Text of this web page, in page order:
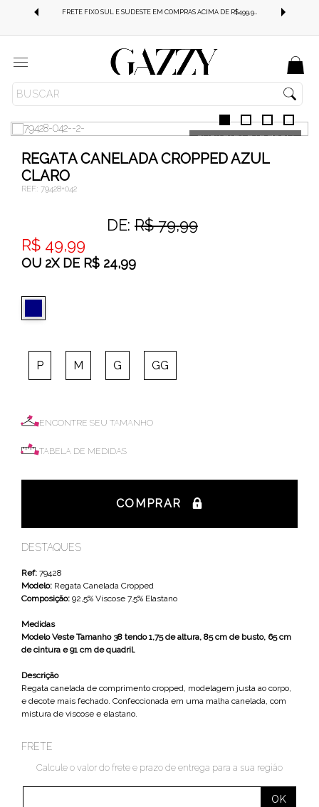
FRETE FIXO SUL E SUDESTE EM COMPRAS ACIMA DE R$499,99!
Menu BLUSAS REGATA
REGATA CANELADA CROPPED AZUL
CLARO
REF.: 79428+042
DE: R$ 79,99
R$ 49,99
OU 2XDE R$ 24,99
P M G GG
ENCONTRE SEU TAMANHO
TABELA DE MEDIDAS
COMPRAR
DESTAQUES
Ref: 79428
Modelo: Regata Canelada Cropped
Composição: 92,5% Viscose 7,5% Elastano
Medidas
Modelo Veste Tamanho 38 tendo 1,75 de altura, 85 cm de busto, 65 cm
de cintura e 91 cm de quadril.
Descrição
Regata canelada de comprimento cropped, modelagem justa ao corpo,
e decote mais fechado. Confeccionada em uma malha canelada, com
mistura de viscose e elastano.
FRETE
Calcule o valor do frete e prazo de entrega para a sua região